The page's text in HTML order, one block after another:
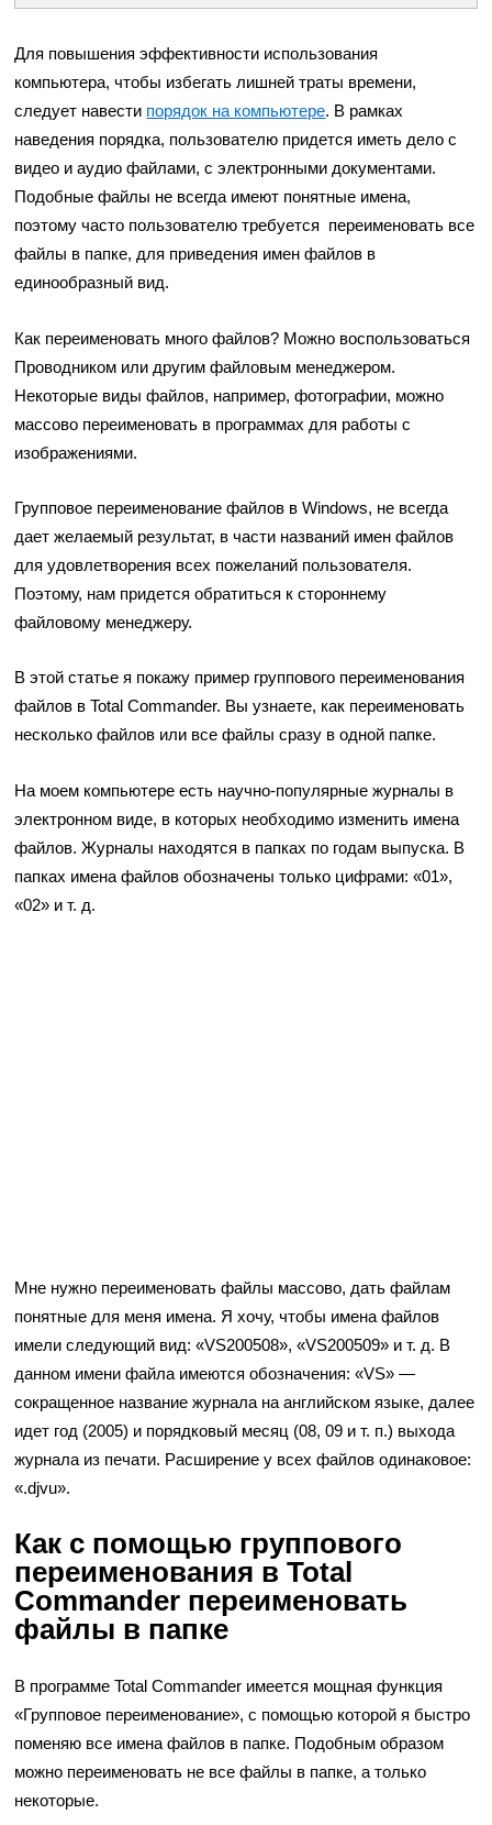
Для повышения эффективности использования
компьютера, чтобы избегать лишней траты времени,
следует навести порядок на компьютере. В рамках
наведения порядка, пользователю придется иметь дело с
видео и аудио файлами, с электронными документами.
Подобные файлы не всегда имеют понятные имена,
поэтому часто пользователю требуется переименовать все
файлы в папке, для приведения имен файлов в
единообразный вид.
Как переименовать много файлов? Можно воспользоваться
Проводником или другим файловым менеджером.
Некоторые виды файлов, например, фотографии, можно
массово переименовать в программах для работы с
изображениями.
Групповое переименование файлов в Windows, не всегда
дает желаемый результат, в части названий имен файлов
для удовлетворения всех пожеланий пользователя.
Поэтому, нам придется обратиться к стороннему
файловому менеджеру.
В этой статье я покажу пример группового переименования
файлов в Total Commander. Вы узнаете, как переименовать
несколько файлов или все файлы сразу в одной папке.
На моем компьютере есть научно-популярные журналы в
электронном виде, в которых необходимо изменить имена
файлов. Журналы находятся в папках по годам выпуска. В
папках имена файлов обозначены только цифрами: «01»,
«02» и т. д.
Мне нужно переименовать файлы массово, дать файлам
понятные для меня имена. Я хочу, чтобы имена файлов
имели следующий вид: «VS200508», «VS200509» и т. д. В
данном имени файла имеются обозначения: «VS» —
сокращенное название журнала на английском языке, далее
идет год (2005) и порядковый месяц (08, 09 и т. п.) выхода
журнала из печати. Расширение у всех файлов одинаковое:
«.djvu».
Как с помощью группового
переименования в Total
Commander переименовать
файлы в папке
В программе Total Commander имеется мощная функция
«Групповое переименование», с помощью которой я быстро
поменяю все имена файлов в папке. Подобным образом
можно переименовать не все файлы в папке, а только
некоторые.